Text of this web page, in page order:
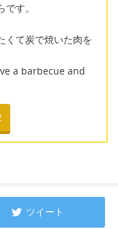
す。
くて炭で焼いた肉を
a barbecue and
ツイート